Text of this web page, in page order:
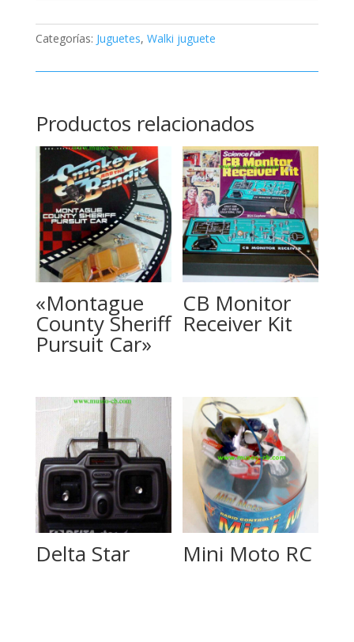
Categorías: Juguetes, Walki juguete
Productos relacionados
«Montague
County Sheriff
Pursuit Car»
CB Monitor
Receiver Kit
Delta Star Mini Moto RC